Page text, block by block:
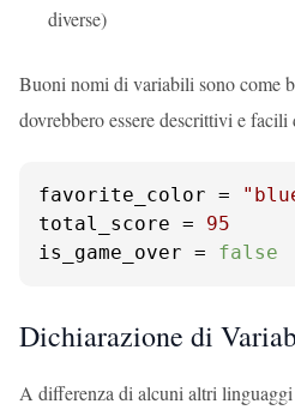
diverse)
Buoni nomi di variabili sono come
dovrebbero essere descrittivi e
favorite_color =
total_score = 95
is_game_over = false
Dichiarazione di
A differenza di alcuni altri